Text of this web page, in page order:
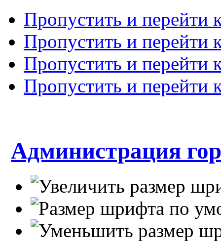
Пропустить и перейти
Пропустить и перейти
Пропустить и перейти
Пропустить и перейти
Администрация